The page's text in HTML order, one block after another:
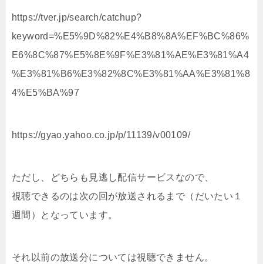
https://tver.jp/search/catchup?
keyword=%E5%9D%82%E4%B8%8A%EF%BC%86%
E6%8C%87%E5%8E%9F%E3%81%AE%E3%81%A4
%E3%81%B6%E3%82%8C%E3%81%AA%E3%81%8
4%E5%BA%97
https://gyao.yahoo.co.jp/p/11139/v00109/
ただし、どちらも見逃し配信サービスなので、
視聴できるのは次の回が放送されるまで（だいたい１
週間）となっています。
それ以前の放送分については視聴できません。